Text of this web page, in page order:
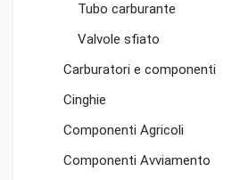
Tubo carburante
Valvole sfiato
Carburatori e componenti
Cinghie
Componenti Agricoli
Componenti Avviamento